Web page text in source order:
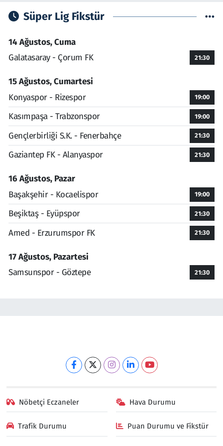
Süper Lig Fikstür
14 Ağustos, Cuma
Galatasaray - Çorum FK
21:30
15 Ağustos, Cumartesi
Konyaspor - Rizespor
19:00
Kasımpaşa - Trabzonspor 19:00
Gençlerbirliği S.K. - Fenerbahçe 21:30
Gaziantep FK - Alanyaspor 21:30
16 Ağustos, Pazar
Başakşehir - Kocaelispor
19:00
Beşiktaş - Eyüpspor 21:30
Amed - Erzurumspor FK 21:30
17 Ağustos, Pazartesi
Samsunspor - Göztepe
21:30
Nöbetçi Eczaneler Hava Durumu
Trafik Durumu Puan Durumu ve Fikstür